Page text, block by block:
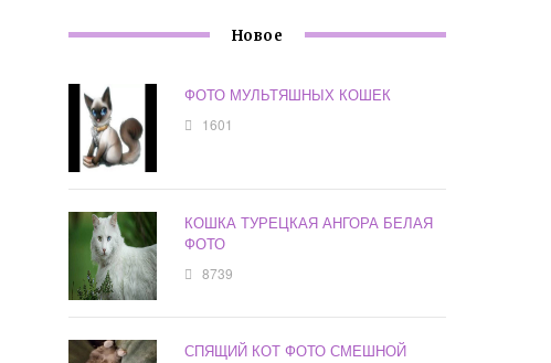
Новое
ФОТО МУЛЬТЯШНЫХ КОШЕК
1601
КОШКА ТУРЕЦКАЯ АНГОРА БЕЛАЯ
ФОТО
8739
СПЯЩИЙ КОТ ФОТО СМЕШНОЙ